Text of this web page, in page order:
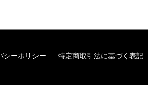
シーポリシー 特定商取引法に基づく表記